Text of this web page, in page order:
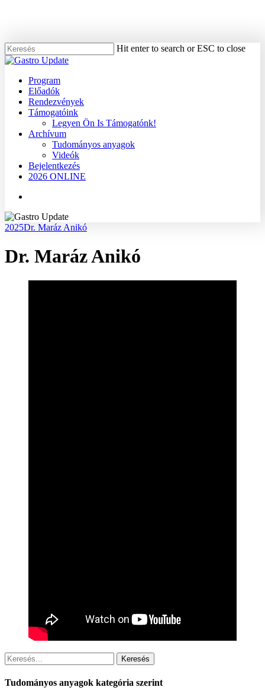
content
Hit enter to search or ESC to close
Close
Menu
Program
Előadók
Rendezvények
Támogatóink
Legyen Ön Is Támogatónk!
Archívum
Tudományos anyagok
Videók
Bejelentkezés
2026 ONLINE
2025Dr. Maráz Anikó
Dr. Maráz Anikó
Keresés
Tudományos anyagok kategória szerint